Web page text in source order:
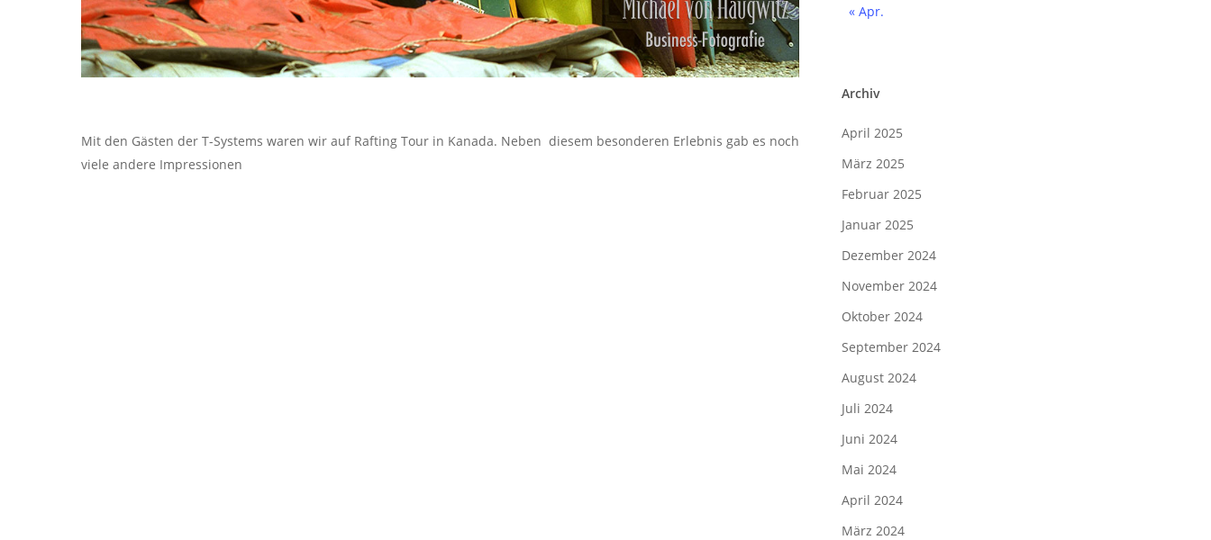
Mit den Gästen der T-Systems waren wir auf Rafting Tour in Kanada. Neben diesem besonderen Erlebnis gab es noch
viele andere Impressionen
« Apr.
Archiv
April 2025
März 2025
Februar 2025
Januar 2025
Dezember 2024
November 2024
Oktober 2024
September 2024
August 2024
Juli 2024
Juni 2024
Mai 2024
April 2024
März 2024